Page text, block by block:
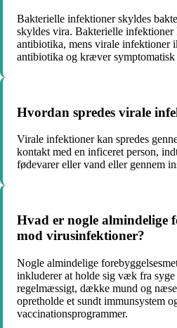
Bakterielle infektioner skyldes
skyldes vira. Bakterielle infektioner
antibiotika, mens virale infektioner
antibiotika og kræver symptomatisk
Hvordan spredes virale
Virale infektioner kan spredes
kontakt med en inficeret person,
fødevarer eller vand eller gennem
Hvad er nogle almindelige
mod virusinfektioner?
Nogle almindelige
inkluderer at holde sig væk fra
regelmæssigt, dække mund og
opretholde et sundt immunsystem
vaccinationsprogrammer.